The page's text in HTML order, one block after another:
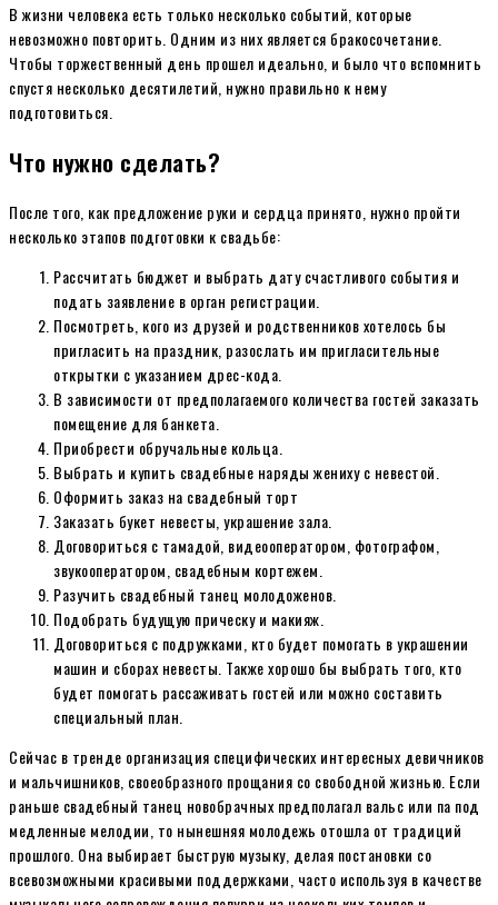
В жизни человека есть только несколько событий, которые
невозможно повторить. Одним из них является бракосочетание.
Чтобы торжественный день прошел идеально, и было что вспомнить
спустя несколько десятилетий, нужно правильно к нему
подготовиться.
Что нужно сделать?
После того, как предложение руки и сердца принято, нужно пройти
несколько этапов подготовки к свадьбе:
Рассчитать бюджет и выбрать дату счастливого события и
подать заявление в орган регистрации.
Посмотреть, кого из друзей и родственников хотелось бы
пригласить на праздник, разослать им пригласительные
открытки с указанием дрес-кода.
В зависимости от предполагаемого количества гостей заказать
помещение для банкета.
Приобрести обручальные кольца.
Выбрать и купить свадебные наряды жениху с невестой.
Оформить заказ на свадебный торт
Заказать букет невесты, украшение зала.
Договориться с тамадой, видеооператором, фотографом,
звукооператором, свадебным кортежем.
Разучить свадебный танец молодоженов.
Подобрать будущую прическу и макияж.
Договориться с подружками, кто будет помогать в украшении
машин и сборах невесты. Также хорошо бы выбрать того, кто
будет помогать рассаживать гостей или можно составить
специальный план.
Сейчас в тренде организация специфических интересных девичников
и мальчишников, своеобразного прощания со свободной жизнью. Если
раньше свадебный танец новобрачных предполагал вальс или па под
медленные мелодии, то нынешняя молодежь отошла от традиций
прошлого. Она выбирает быструю музыку, делая постановки со
всевозможными красивыми поддержками, часто используя в качестве